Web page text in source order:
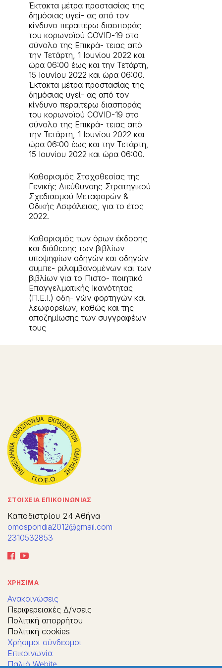
Έκτακτα μέτρα προστασίας της
δημόσιας υγεί- ας από τον
κίνδυνο περαιτέρω διασποράς
του κορωνοϊού COVID-19 στο
σύνολο της Επικρά- τειας από
την Τετάρτη, 1 Ιουνίου 2022 και
ώρα 06:00 έως και την Τετάρτη,
15 Ιουνίου 2022 και ώρα 06:00.
Έκτακτα μέτρα προστασίας της
δημόσιας υγεί- ας από τον
κίνδυνο περαιτέρω διασποράς
του κορωνοϊού COVID-19 στο
σύνολο της Επικρά- τειας από
την Τετάρτη, 1 Ιουνίου 2022 και
ώρα 06:00 έως και την Τετάρτη,
15 Ιουνίου 2022 και ώρα 06:00.
Καθορισμός Στοχοθεσίας της
Γενικής Διεύθυνσης Στρατηγικού
Σχεδιασμού Μεταφορών &
Οδικής Ασφάλειας, για το έτος
2022.
Καθορισμός των όρων έκδοσης
και διάθεσης των βιβλίων
υποψηφίων οδηγών και οδηγών
συμπε- ριλαμβανομένων και των
βιβλίων για το Πιστο- ποιητικό
Επαγγελματικής Ικανότητας
(Π.Ε.Ι.) οδη- γών φορτηγών και
λεωφορείων, καθώς και της
αποζημίωσης των συγγραφέων
τους
ΣΤΟΙΧΕΙΑ ΕΠΙΚΟΙΝΩΝΙΑΣ
Καποδιστρίου 24 Αθήνα
omospondia2012@gmail.com
2310532853
ΧΡΗΣΙΜΑ
Ανακοινώσεις
Περιφερειακές Δ/νσεις
Πολιτική απορρήτου
Πολιτική cookies
Χρήσιμοι σύνδεσμοι
Επικοινωνία
Παλιό Webite